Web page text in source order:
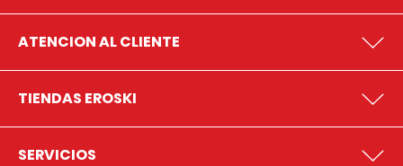
ATENCION AL CLIENTE
TIENDAS EROSKI
SERVICIOS